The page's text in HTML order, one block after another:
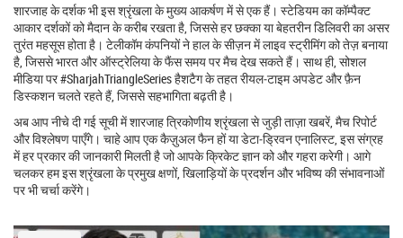
शारजाह के दर्शक भी इस श्रृंखला के मुख्य आकर्षण में से एक हैं। स्टेडियम का कॉम्पैक्ट
आकार दर्शकों को मैदान के करीब रखता है, जिससे हर छक्का या बेहतरीन डिलिवरी का असर
तुरंत महसूस होता है। टेलीकॉम कंपनियों ने हाल के सीज़न में लाइव स्ट्रीमिंग को तेज़ बनाया
है, जिससे भारत और ऑस्ट्रेलिया के फैंस समय पर मैच देख सकते हैं। साथ ही, सोशल
मीडिया पर #SharjahTriangleSeries हैशटैग के तहत रीयल‑टाइम अपडेट और फ़ैन
डिस्कशन चलते रहते हैं, जिससे सहभागिता बढ़ती है।
अब आप नीचे दी गई सूची में शारजाह त्रिकोणीय श्रृंखला से जुड़ी ताज़ा खबरें, मैच रिपोर्ट
और विश्लेषण पाएँगे। चाहे आप एक कैज़ुअल फैन हों या डेटा‑ड्रिवन एनालिस्ट, इस संग्रह
में हर प्रकार की जानकारी मिलती है जो आपके क्रिकेट ज्ञान को और गहरा करेगी। आगे
चलकर हम इस श्रृंखला के प्रमुख क्षणों, खिलाड़ियों के प्रदर्शन और भविष्य की संभावनाओं
पर भी चर्चा करेंगे।